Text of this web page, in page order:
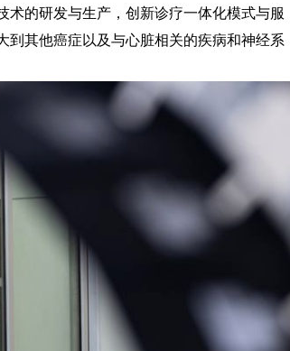
术的研发与生产，创新诊疗一体化模式与服
到其他癌症以及与心脏相关的疾病和神经系